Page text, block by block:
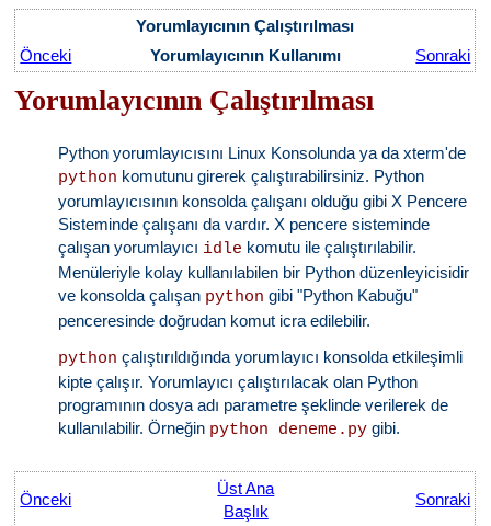
Yorumlayıcının Çalıştırılması
Önceki
Yorumlayıcının Kullanımı Sonraki
Yorumlayıcının Çalıştırılması
Python yorumlayıcısını Linux Konsolunda ya da xterm'de
python komutunu girerek çalıştırabilirsiniz. Python
yorumlayıcısının konsolda çalışanı olduğu gibi X Pencere
Sisteminde çalışanı da vardır. X pencere sisteminde
çalışan yorumlayıcı idle komutu ile çalıştırılabilir.
Menüleriyle kolay kullanılabilen bir Python düzenleyicisidir
ve konsolda çalışan python gibi "Python Kabuğu"
penceresinde doğrudan komut icra edilebilir.
python çalıştırıldığında yorumlayıcı konsolda etkileşimli
kipte çalışır. Yorumlayıcı çalıştırılacak olan Python
programının dosya adı parametre şeklinde verilerek de
kullanılabilir. Örneğin python deneme.py gibi.
Önceki
Üst Ana
Başlık
Sonraki